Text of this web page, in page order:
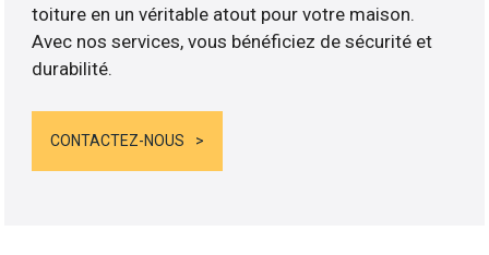
toiture en un véritable atout pour votre maison.
Avec nos services, vous bénéficiez de sécurité et
durabilité.
CONTACTEZ-NOUS